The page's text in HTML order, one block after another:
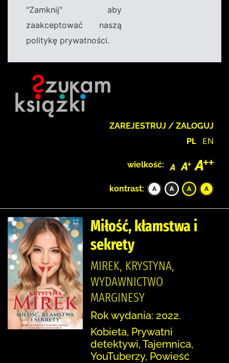
"Zamknij" aby
zaakceptować naszą
politykę prywatności.
ZAREJESTRUJ / ZALOGUJ
PL EN
wielkość:
kontrast:
Miłość, kłamstwa i
sekrety
MIREK, KRYSTYNA,
WYDAWNICTWO
MARGINESY
Rok wydania: 2022.
Kobieta, Prywatni
detektywi, Tajemnica,
YouTuberzy, Powieść